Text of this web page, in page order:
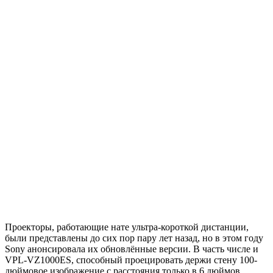
Проекторы, работающие нате ультра-короткой дистанции,
были представлены до сих пор пару лет назад, но в этом году
Sony анонсировала их обновлённые версии. В часть числе и
VPL-VZ1000ES, способный проецировать держи стену 100-
дюймовое изображение с расстояния только в 6 дюймов.